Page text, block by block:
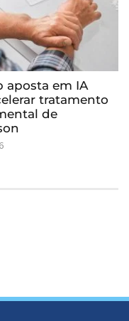
aposta em IA
tratamento
de